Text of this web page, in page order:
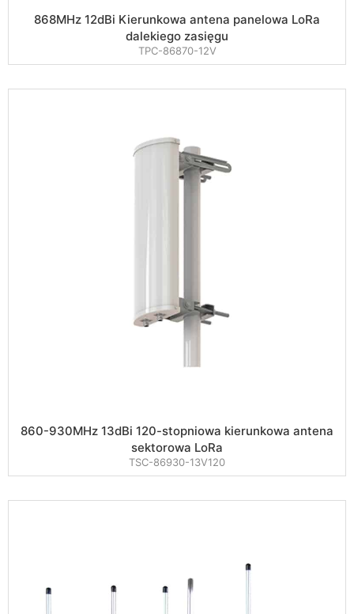
868MHz 12dBi Kierunkowa antena panelowa LoRa
dalekiego zasięgu
TPC-86870-12V
860-930MHz 13dBi 120-stopniowa kierunkowa antena
sektorowa LoRa
TSC-86930-13V120